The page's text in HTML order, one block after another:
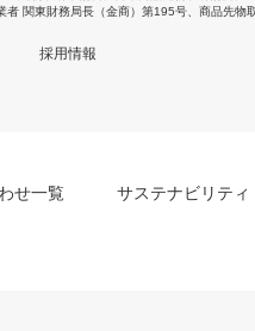
者 関東財務局長（金商）第195号、商品先物
採用情報
せ一覧 サステナビリティ